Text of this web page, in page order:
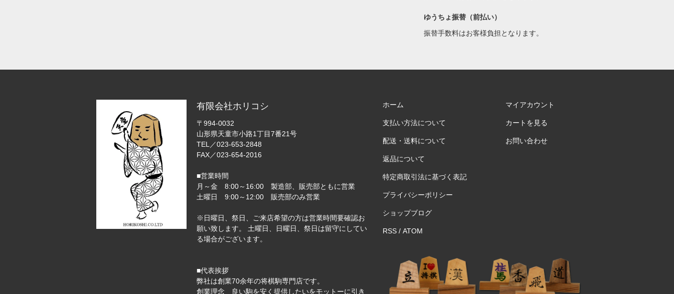
ゆうちょ振替（前払い）
振替手数料はお客様負担となります。
有限会社ホリコシ
〒994-0032
山形県天童市小路1丁目7番21号
TEL／023-653-2848
FAX／023-654-2016
■営業時間
月～金 8:00～16:00 製造部、販売部ともに営業
土曜日 9:00～12:00 販売部のみ営業
※日曜日、祭日、ご来店希望の方は営業時間要確認お
願い致します。 土曜日、日曜日、祭日は留守にしてい
る場合がございます。
■代表挨拶
弊社は創業70余年の将棋駒専門店です。
創業理念 良い駒を安く提供したいをモットーに引き
ホーム
支払い方法について
配送・送料について
返品について
特定商取引法に基づく表記
プライバシーポリシー
ショップブログ
RSS /ATOM
マイアカウント
カートを見る
お問い合わせ